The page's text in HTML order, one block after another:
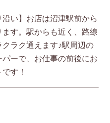
沿い】お店は沼津駅前から
す。駅からも近く、路線
ラク通えます♪駅周辺の
ーで、お仕事の前後にお
す！